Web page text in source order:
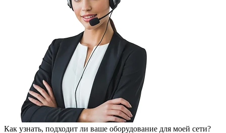
Как узнать, подходит ли ваше оборудование для моей сети?